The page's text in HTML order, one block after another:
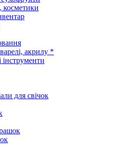
косметики
акрилу *
для свічок